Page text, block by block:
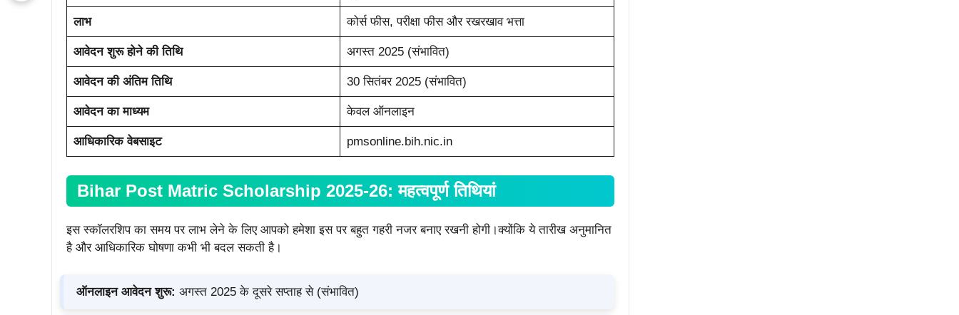
लाभ कोर्स फीस, परीक्षा फीस और रखरखाव भत्ता
आवेदन शुरू होने की तिथि अगस्त 2025 (संभावित)
आवेदन की अंतिम तिथि 30 सितंबर 2025 (संभावित)
आवेदन का माध्यम केवल ऑनलाइन
आधिकारिक वेबसाइट pmsonline.bih.nic.in
Bihar Post Matric Scholarship 2025-26: महत्वपूर्ण तिथियां
इस स्कॉलरशिप का समय पर लाभ लेने के लिए आपको हमेशा इस पर बहुत गहरी नजर बनाए रखनी होगी।क्योंकि ये तारीख अनुमानित
है और आधिकारिक घोषणा कभी भी बदल सकती है।
ऑनलाइन आवेदन शुरू: अगस्त 2025 के दूसरे सप्ताह से (संभावित)